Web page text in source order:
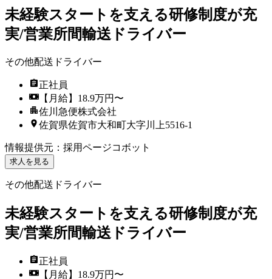
未経験スタートを支える研修制度が充
実/営業所間輸送ドライバー
その他配送ドライバー
正社員
【月給】18.9万円〜
佐川急便株式会社
佐賀県佐賀市大和町大字川上5516-1
情報提供元 ： 採用ページコボット
求人を見る
その他配送ドライバー
未経験スタートを支える研修制度が充
実/営業所間輸送ドライバー
正社員
【月給】18.9万円〜